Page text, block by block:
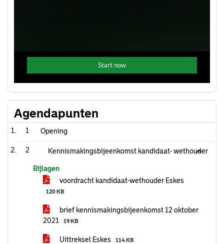
Agendapunten
1 Opening
2 Kennismakingsbijeenkomst kandidaat- wethouder
Bijlagen
voordracht kandidaat-wethouder Eskes
120 KB
brief kennismakingsbijeenkomst 12 oktober
2021
19 KB
Uittreksel Eskes 114 KB